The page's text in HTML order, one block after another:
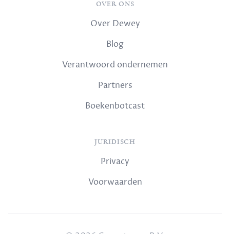
OVER ONS
Over Dewey
Blog
Verantwoord ondernemen
Partners
Boekenbotcast
JURIDISCH
Privacy
Voorwaarden